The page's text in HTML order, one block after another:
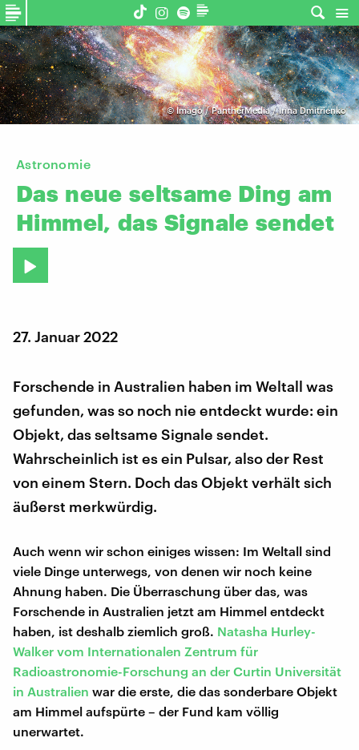
©Imago / PantherMedia / Irina Dmitrienko
Astronomie
Das neue seltsame Ding am
Himmel, das Signale sendet
27. Januar 2022
Forschende in Australien haben im Weltall was
gefunden, was so noch nie entdeckt wurde: ein
Objekt, das seltsame Signale sendet.
Wahrscheinlich ist es ein Pulsar, also der Rest
von einem Stern. Doch das Objekt verhält sich
äußerst merkwürdig.
Auch wenn wir schon einiges wissen: Im Weltall sind
viele Dinge unterwegs, von denen wir noch keine
Ahnung haben. Die Überraschung über das, was
Forschende in Australien jetzt am Himmel entdeckt
haben, ist deshalb ziemlich groß. Natasha Hurley-
Walker vom Internationalen Zentrum für
Radioastronomie-Forschung an der Curtin Universität
in Australien war die erste, die das sonderbare Objekt
am Himmel aufspürte – der Fund kam völlig
unerwartet.